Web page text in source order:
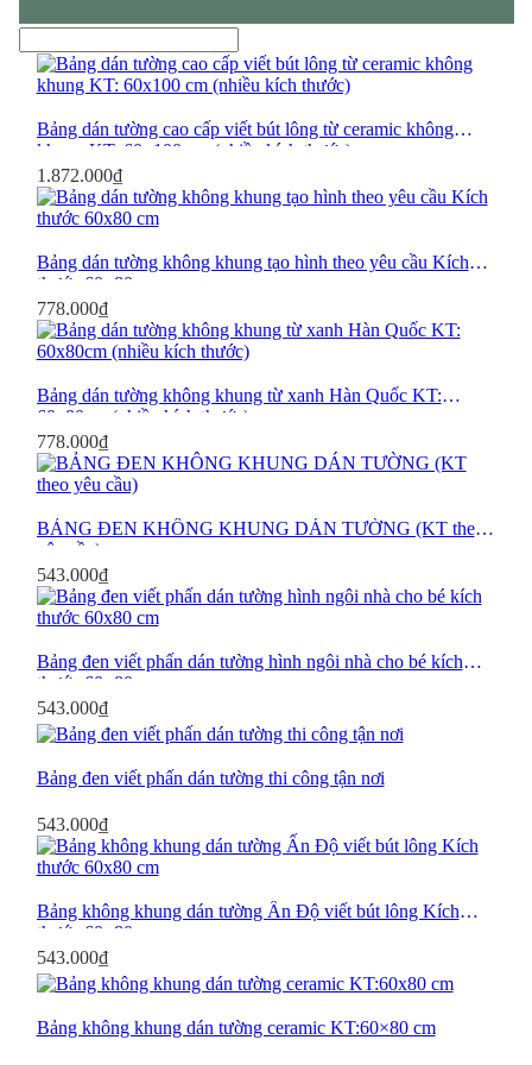
Bảng Chống Lóa
Bảng Chống Lóa Có Chân Di
Bảng Học Sinh
Dich Vụ Sửa Chữa Bảng
Thay Mặt Bảng
Bảng dán tường cao cấp viết bút lông từ ceramic không
khung KT: 60×100 cm (nhiều kích thước)
1.872.000₫
Bảng dán tường không khung tạo hình theo yêu cầu Kích
thước 60×80 cm
778.000₫
Bảng dán tường không khung từ xanh Hàn Quốc KT:
60x80cm (nhiều kích thước)
778.000₫
BẢNG ĐEN KHÔNG KHUNG DÁN TƯỜNG (KT theo
yêu cầu)
543.000₫
Bảng đen viết phấn dán tường hình ngôi nhà cho bé kích
thước 60×80 cm
543.000₫
Bảng đen viết phấn dán tường thi công tận nơi
543.000₫
Bảng không khung dán tường Ấn Độ viết bút lông Kích
thước 60×80 cm
543.000₫
Bảng không khung dán tường ceramic KT:60×80 cm